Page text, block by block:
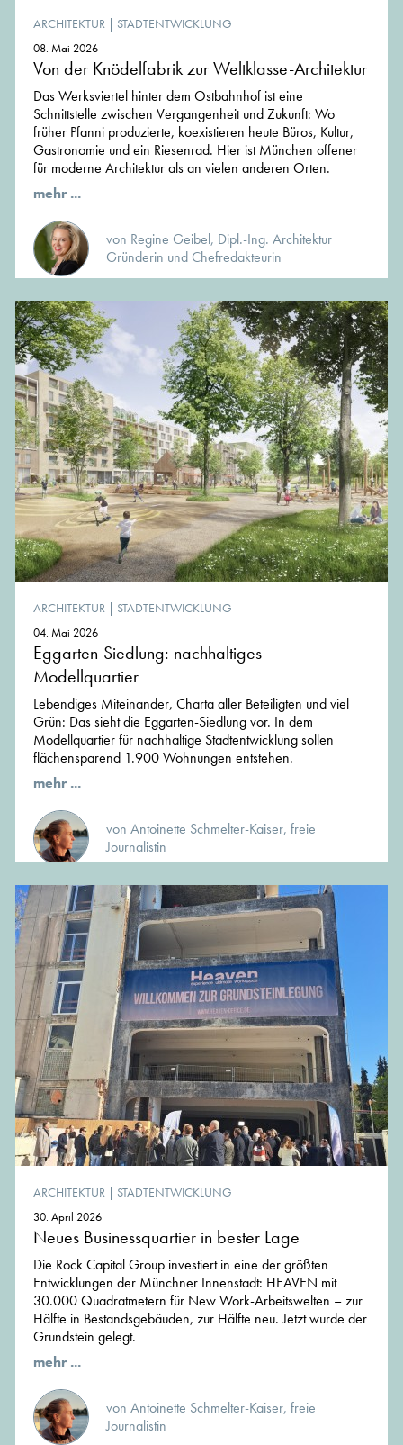
ARCHITEKTUR | STADTENTWICKLUNG
08. Mai 2026
Von der Knödelfabrik zur Weltklasse-Architektur
Das Werksviertel hinter dem Ostbahnhof ist eine
Schnittstelle zwischen Vergangenheit und Zukunft: Wo
früher Pfanni produzierte, koexistieren heute Büros, Kultur,
Gastronomie und ein Riesenrad. Hier ist München offener
für moderne Architektur als an vielen anderen Orten.
mehr ...
von Regine Geibel, Dipl.-Ing. Architektur
Gründerin und Chefredakteurin
ARCHITEKTUR | STADTENTWICKLUNG
04. Mai 2026
Eggarten-Siedlung: nachhaltiges
Modellquartier
Lebendiges Miteinander, Charta aller Beteiligten und viel
Grün: Das sieht die Eggarten-Siedlung vor. In dem
Modellquartier für nachhaltige Stadtentwicklung sollen
flächensparend 1.900 Wohnungen entstehen.
mehr ...
von Antoinette Schmelter-Kaiser, freie
Journalistin
ARCHITEKTUR | STADTENTWICKLUNG
30. April 2026
Neues Businessquartier in bester Lage
Die Rock Capital Group investiert in eine der größten
Entwicklungen der Münchner Innenstadt: HEAVEN mit
30.000 Quadratmetern für New Work-Arbeitswelten – zur
Hälfte in Bestandsgebäuden, zur Hälfte neu. Jetzt wurde der
Grundstein gelegt.
mehr ...
von Antoinette Schmelter-Kaiser, freie
Journalistin